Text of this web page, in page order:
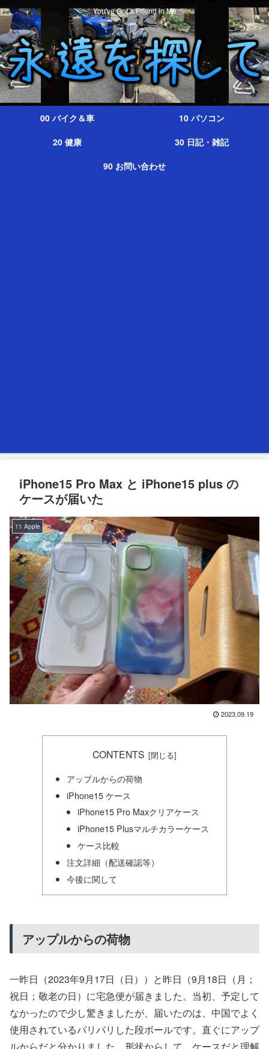
You've Got a Friend in Me
00 バイク＆車
10 パソコン
20 健康
30 日記・雑記
90 お問い合わせ
iPhone15 Pro Max と iPhone15 plus の
ケースが届いた
11 Apple
2023.09.19
CONTENTS
アップルからの荷物
iPhone15 ケース
iPhone15 Pro Maxクリアケース
iPhone15 Plusマルチカラーケース
ケース比較
注文詳細（配送確認等）
今後に関して
アップルからの荷物
一昨日（2023年9月17日（日））と昨日（9月18日（月；
祝日；敬老の日）に宅急便が届きました。当初、予定して
なかったので少し驚きましたが、届いたのは、中国でよく
使用されているパリパリした段ボールです。直ぐにアップ